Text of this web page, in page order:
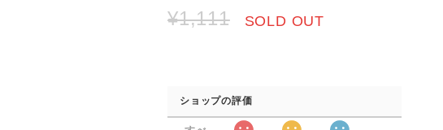
¥1,111 SOLD OUT
ショップの評価